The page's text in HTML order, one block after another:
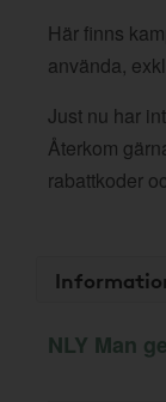
Här finns
använda,
Just nu har
Återkom
rabattkoder
NLY Man